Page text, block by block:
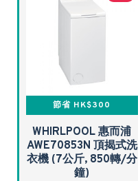
節省 HK$300
WHIRLPOOL 惠而浦
AWE70853N 頂揭式洗
衣機 (7公斤, 850轉/分
鐘)